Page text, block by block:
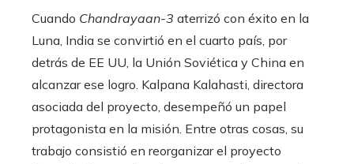
Cuando Chandrayaan-3 aterrizó con éxito en la
Luna, India se convirtió en el cuarto país, por
detrás de EE UU, la Unión Soviética y China en
alcanzar ese logro. Kalpana Kalahasti, directora
asociada del proyecto, desempeñó un papel
protagonista en la misión. Entre otras cosas, su
trabajo consistió en reorganizar el proyecto